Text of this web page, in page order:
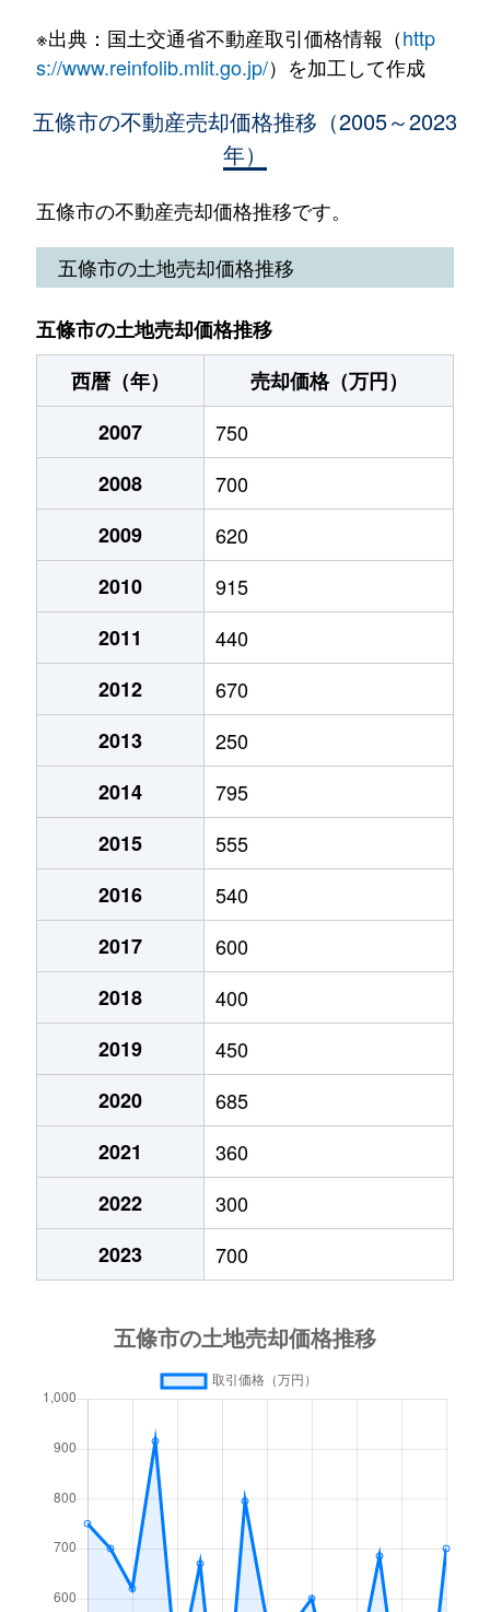
新町
80万円 五条(奈良) 徒歩20分
1,100万円
田園
770万円 五条(奈良)
田園
800万円 五条(奈良)
田園
1,300万円 五条(奈良)
野原西
180万円 五条(奈良) 徒歩24分
※出典：国土交通省不動産取引価格情報（http
s://www.reinfolib.mlit.go.jp/）を加工して作成
五條市の不動産売却価格推移（2005～2023
年）
五條市の不動産売却価格推移です。
五條市の土地売却価格推移
五條市の土地売却価格推移
西暦（年）
売却価格（万円）
2007
750
2008
700
2009
620
2010
915
2011
440
2012
670
2013
250
2014
795
2015
555
2016
540
2017
600
2018
400
2019
450
2020
685
2021
360
2022
300
2023
700